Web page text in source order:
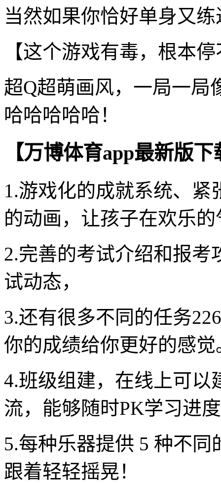
当然如果你恰好单身又
【这个游戏有毒，根本
超Q超萌画风，一局一局
哈哈哈哈哈！
【万博体育app最新版
1.游戏化的成就系统、
的动画，让孩子在欢乐
2.完善的考试介绍和报
试动态，
3.还有很多不同的任务
你的成绩给你更好的感觉
4.班级组建，在线上可以
流，能够随时PK学习进
5.每种乐器提供 5 种不
跟着轻轻摇晃！